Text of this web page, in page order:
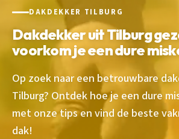
DAKDEKKER TILBURG
Dakdekker uit Tilburg
voorkom je een dure
Op zoek naar een betrouwbare
Tilburg? Ontdek hoe je een dure
met onze tips en vind de beste
dak!